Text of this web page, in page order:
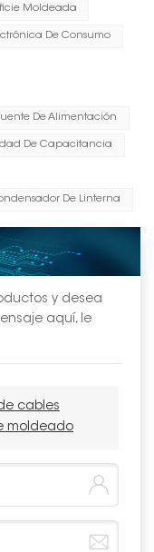
Moldeada
De Consumo
De Alimentación
De Capacitancia
De Linterna
y desea
aquí, le
cables
moldeado